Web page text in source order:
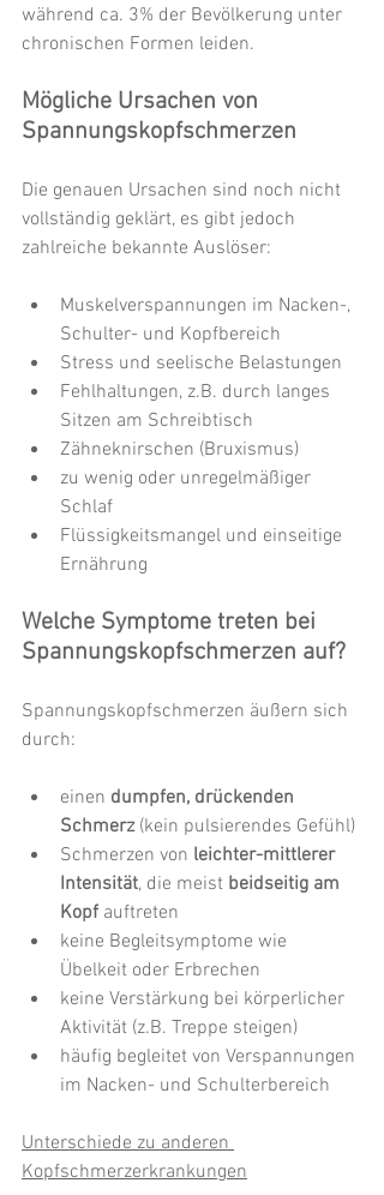
während ca. 3% der Bevölkerung unter
chronischen Formen leiden.
Mögliche Ursachen von
Spannungskopfschmerzen
Die genauen Ursachen sind noch nicht
vollständig geklärt, es gibt jedoch
zahlreiche bekannte Auslöser:
Muskelverspannungen im Nacken-,
Schulter- und Kopfbereich
Stress und seelische Belastungen
Fehlhaltungen, z.B. durch langes
Sitzen am Schreibtisch
Zähneknirschen (Bruxismus)
zu wenig oder unregelmäßiger
Schlaf
Flüssigkeitsmangel und einseitige
Ernährung
Welche Symptome treten bei
Spannungskopfschmerzen auf?
Spannungskopfschmerzen äußern sich
durch:
einen dumpfen, drückenden
Schmerz (kein pulsierendes Gefühl)
Schmerzen von leichter-mittlerer
Intensität, die meist beidseitig am
Kopf auftreten
keine Begleitsymptome wie
Übelkeit oder Erbrechen
keine Verstärkung bei körperlicher
Aktivität (z.B. Treppe steigen)
häufig begleitet von Verspannungen
im Nacken- und Schulterbereich
Unterschiede zu anderen
Kopfschmerzerkrankungen